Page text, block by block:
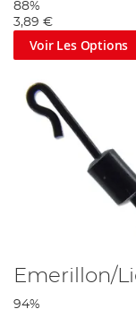
88%
3,89 €
Voir Les Options
Emerillon/
94%